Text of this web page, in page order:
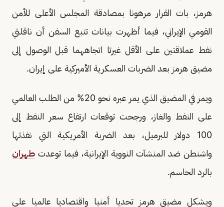
هرمز، بات القرار مرهونا بمصادقة المجلس الأعلى للأمن
القومي الإيراني، فيما أظهرت بيانات تتبع السفن أن ناقلتي
نفط عملاقتين على الأقل غيرتا اتجاههما قبل الوصول إلى
مضيق هرمز بعد الضربات العسكرية الأميركية على إيران.
ويمر في المضيق الذي يمر عبره نحو 20% من الطلب العالمي
على النفط والغاز، ورجحت توقعات ارتفاع سعر النفط إلى
100 دولار للبرميل، بعد الضربة الأمريكية التي نفذتها
واشنطن ضد المنشآت النووية الإيرانية، فيما توعدت طهران
بالرد الحاسم.
ويشكل مضيق هرمز تحديا أمنيا واقتصاديا عالميا على